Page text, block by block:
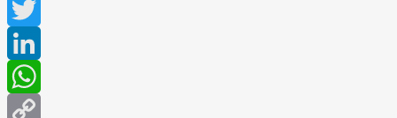
Facebook
Twitter
LinkedIn
WhatsApp